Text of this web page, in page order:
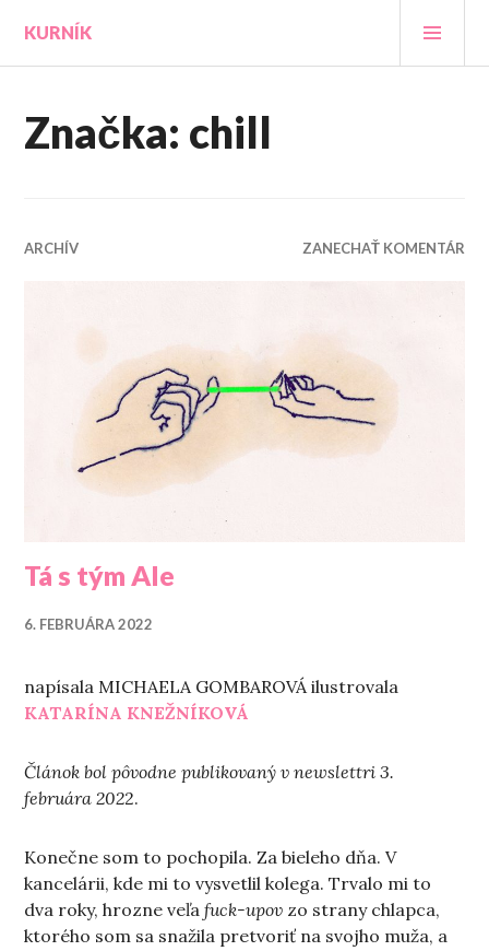
obsah
KURNÍK
Značka: chill
ARCHÍV ZANECHAŤ KOMENTÁR
Tá s tým Ale
6. FEBRUÁRA 2022
napísala MICHAELA GOMBAROVÁ ilustrovala
KATARÍNA KNEŽNÍKOVÁ
Článok bol pôvodne publikovaný v newslettri 3.
februára 2022.
Konečne som to pochopila. Za bieleho dňa. V
kancelárii, kde mi to vysvetlil kolega. Trvalo mi to
dva roky, hrozne veľafuck-upov zo strany chlapca,
ktorého som sa snažila pretvoriť na svojho muža, a